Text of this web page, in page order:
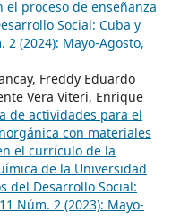
proceso de enseñanza
Social: Cuba y
2 (2024): Mayo-Agosto,
Freddy Eduardo
Vera Viteri, Enrique
de actividades para el
con materiales
el currículo de la
de la Universidad
del Desarrollo Social:
Núm. 2 (2023): Mayo-